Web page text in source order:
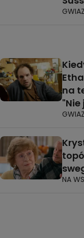
na
NA